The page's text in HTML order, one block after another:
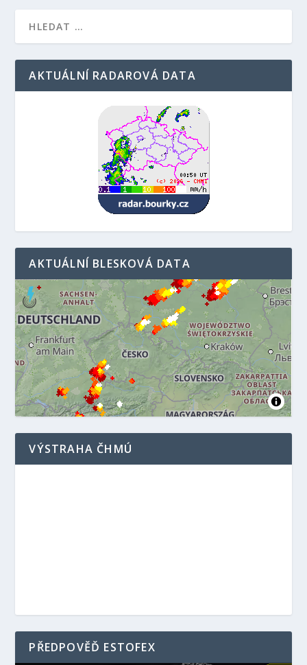
AKTUÁLNÍ RADAROVÁ DATA
AKTUÁLNÍ BLESKOVÁ DATA
VÝSTRAHA ČHMÚ
PŘEDPOVĚĎ ESTOFEX